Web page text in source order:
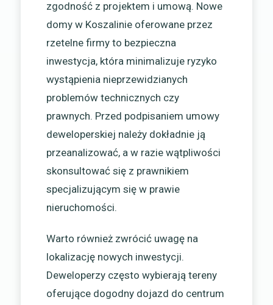
zgodność z projektem i umową. Nowe
domy w Koszalinie oferowane przez
rzetelne firmy to bezpieczna
inwestycja, która minimalizuje ryzyko
wystąpienia nieprzewidzianych
problemów technicznych czy
prawnych. Przed podpisaniem umowy
deweloperskiej należy dokładnie ją
przeanalizować, a w razie wątpliwości
skonsultować się z prawnikiem
specjalizującym się w prawie
nieruchomości.
Warto również zwrócić uwagę na
lokalizację nowych inwestycji.
Deweloperzy często wybierają tereny
oferujące dogodny dojazd do centrum